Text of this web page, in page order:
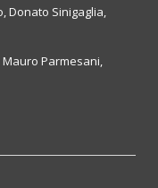
Donato Sinigaglia,
Parmesani,